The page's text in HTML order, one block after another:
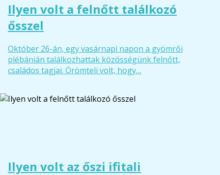
Ilyen volt a felnőtt találkozó
ősszel
Október 26-án, egy vasárnapi napon a gyömrői
plébánián találkozhattak közösségünk felnőtt,
családos tagjai. Örömteli volt, hogy…
Ilyen volt az őszi ifitali